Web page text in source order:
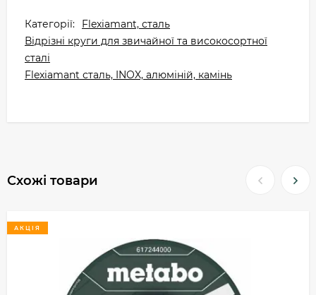
Категорії:
Flexiamant, сталь
Відрізні круги для звичайної та високосортної
сталі
Flexiamant сталь, INOX, алюміній, камінь
Схожі товари
АКЦІЯ